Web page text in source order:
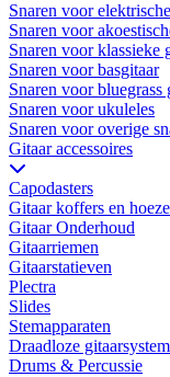
Snaren voor
Snaren voor
Snaren voor klassieke
Snaren voor basgitaar
Snaren voor bluegrass
Snaren voor ukuleles
Snaren voor overige
Gitaar accessoires
Capodasters
Gitaar koffers en
Gitaar Onderhoud
Gitaarriemen
Gitaarstatieven
Plectra
Slides
Stemapparaten
Draadloze
Drums & Percussie